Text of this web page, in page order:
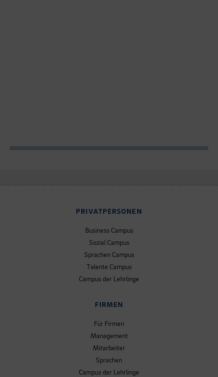
PRIVATPERSONEN
Business Campus
Sozial Campus
Sprachen Campus
Talente Campus
Campus der Lehrlinge
FIRMEN
Für Firmen
Management
Mitarbeiter
Sprachen
Campus der Lehrlinge